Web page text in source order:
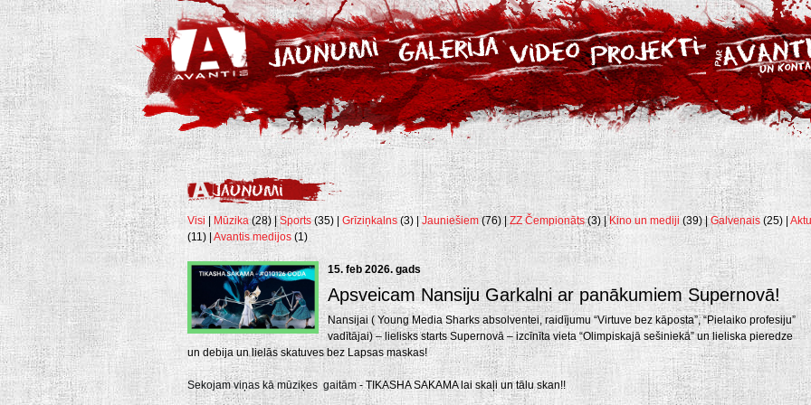
Visi Mūzika(28) |Sports(35) | Grīziņkalns(3) |Jauniešiem(76) |ZZ Čempionāts(3) |Kino un mediji (39) |Galvenais (25) |
(11) | Avantis medijos (1)
15. feb 2026. gads
Apsveicam Nansiju Garkalni ar panākumiem Supernovā!
Nansijai ( Young Media Sharks absolventei, raidījumu “Virtuve bez kāposta”, “Pielaiko profesiju”
vadītājai) – lielisks starts Supernovā – izcīnīta vieta “Olimpiskajā sešiniekā” un lieliska pieredze
un debija un lielās skatuves bez Lapsas maskas!
Sekojam viņas kā mūziķes gaitām-TIKASHA SAKAMA lai skaļi un tālu skan!!